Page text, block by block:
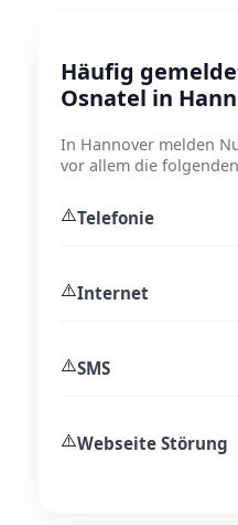
Häufig
Osnatel in
In Hannover melden
vor allem die
⚠️Telefonie
⚠️Internet
⚠️SMS
⚠️Webseite Störung